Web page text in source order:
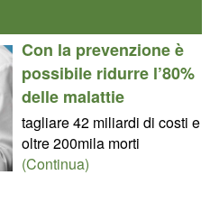
Con la prevenzione è
possibile ridurre l’80%
delle malattie
tagliare 42 miliardi di costi e
oltre 200mila morti
(Continua)